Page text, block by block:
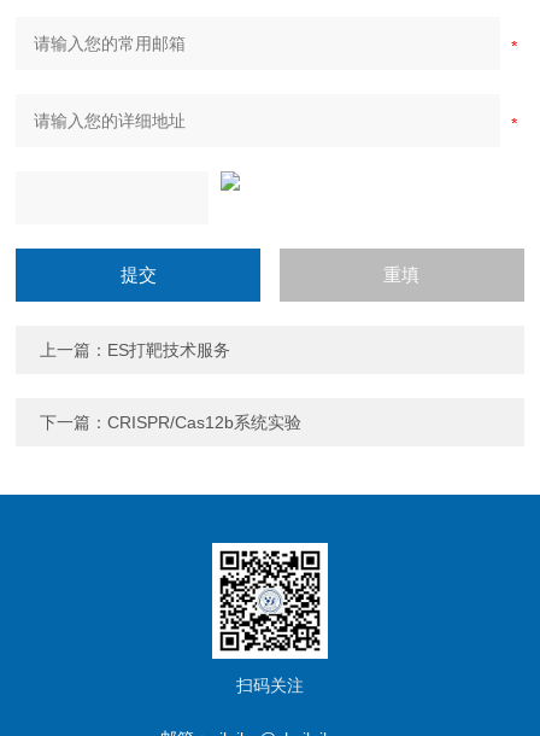
上一篇： ES打靶技术服务
下一篇：CRISPR/Cas12b系统实验
扫码关注